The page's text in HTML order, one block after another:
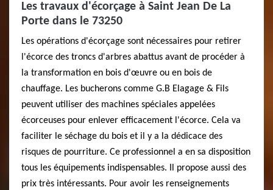
Les travaux d'écorçage à Saint Jean De La
Porte dans le 73250
Les opérations d'écorçage sont nécessaires pour retirer
l'écorce des troncs d'arbres abattus avant de procéder à
la transformation en bois d'œuvre ou en bois de
chauffage. Les bucherons comme G.B Elagage & Fils
peuvent utiliser des machines spéciales appelées
écorceuses pour enlever efficacement l'écorce. Cela va
faciliter le séchage du bois et il y a la dédicace des
risques de pourriture. Ce professionnel a en sa disposition
tous les équipements indispensables. Il propose aussi des
prix très intéressants. Pour avoir les renseignements